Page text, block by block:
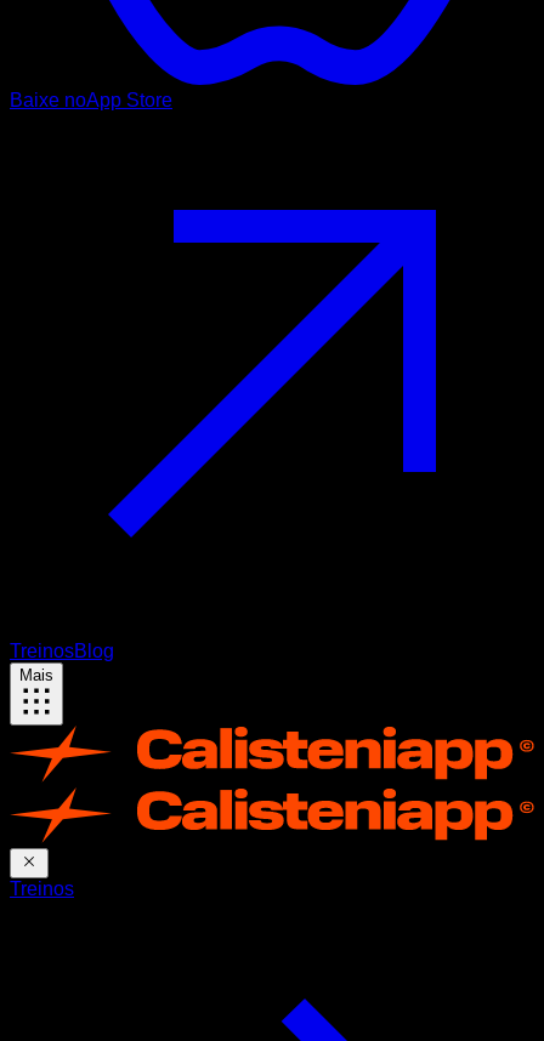
Baixe noApp Store
TreinosBlog
Mais
Treinos